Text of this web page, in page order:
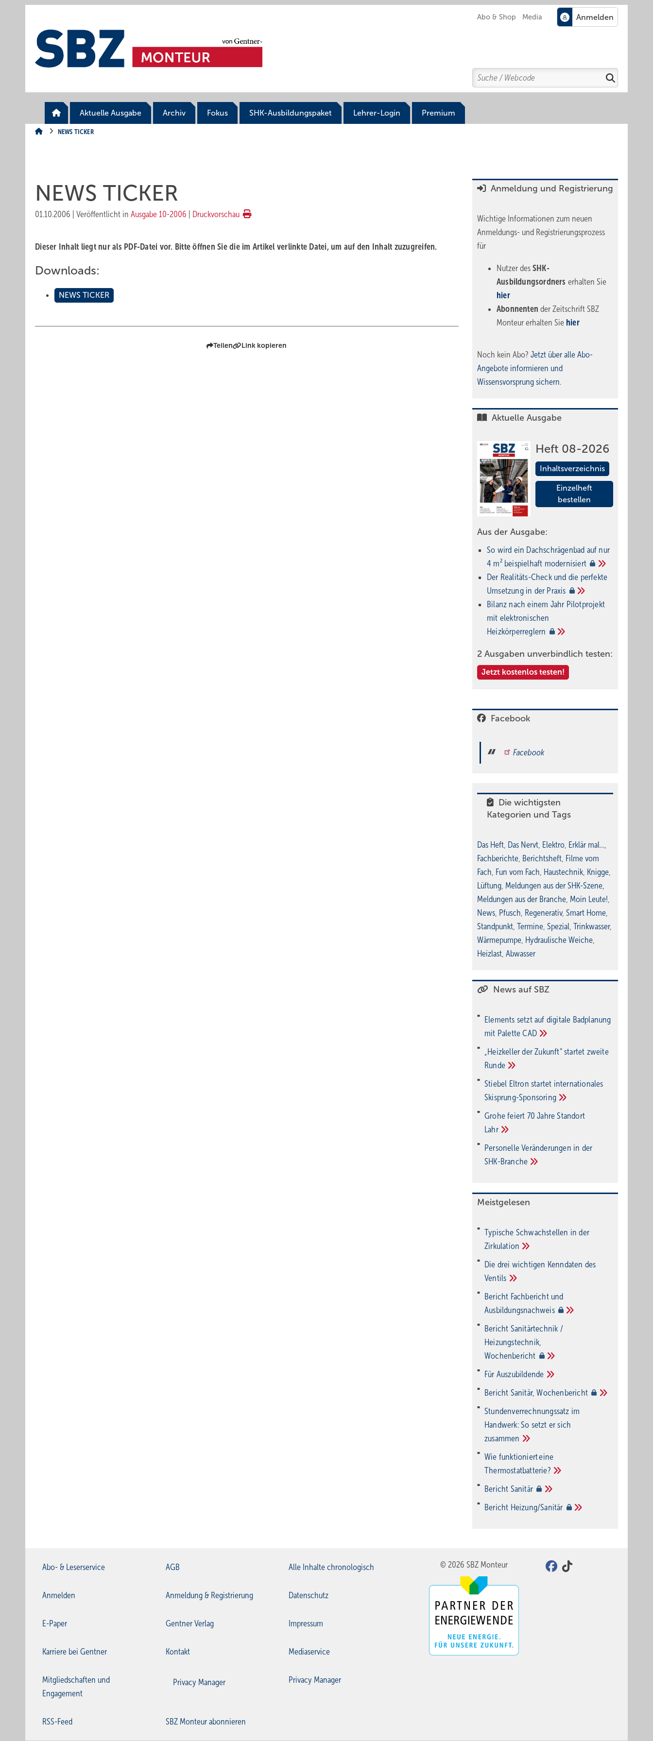
Abo & Shop Media
Search
Suchen
Aktuelle Ausgabe Archiv Fokus SHK-Ausbildungspaket Lehrer-Login Premium
NEWS TICKER
NEWS TICKER
01.10.2006 Veröffentlicht in Ausgabe 10-2006 Druckvorschau
Dieser Inhalt liegt nur als PDF-Datei vor. Bitte öffnen Sie die im Artikel verlinkte Datei, um auf den Inhalt zuzugreifen.
Downloads:
NEWS TICKER
Teilen Link kopieren
Anmeldung und Registrierung
Wichtige Informationen zum neuen
Anmeldungs- und Registrierungsprozess
für
Nutzer des SHK-
Ausbildungsordners erhalten Sie
hier
Abonnentender Zeitschrift SBZ
Monteur erhalten Sie hier
Noch kein Abo? Jetzt über alle Abo-
Angebote informieren und
Wissensvorsprung sichern.
Aktuelle Ausgabe
Heft 08-2026
Inhaltsverzeichnis
Einzelheft
bestellen
Aus der Ausgabe:
So wird ein Dach­schrägenbad auf nur
4 m² beispielhaft modernisiert
Der Realitäts-Check und die perfekte
Umsetzung in der Praxis
Bilanz nach einem Jahr Pilotprojekt
mit elektronischen
Heizkörperreglern
2 Ausgaben unverbindlich testen:
Jetzt kostenlos testen!
Facebook
Facebook
Die wichtigsten
Kategorien und Tags
Das Heft, Das Nervt, Elektro, Erklär mal…,
Fachberichte, Berichtsheft, Filme vom
Fach, Fun vom Fach, Haustechnik, Knigge,
Lüftung, Meldungen aus der SHK-Szene,
Meldungen aus der Branche, Moin Leute!,
News, Pfusch, Regenerativ, Smart Home,
Standpunkt, Termine, Spezial, Trinkwasser,
Wärmepumpe, Hydraulische Weiche,
Heizlast, Abwasser
News auf SBZ
Elements setzt auf di­gi­ta­le Bad­pla­nung
mit PaletteCAD
„Heizkeller der Zu­kunft“ star­tet zwei­te
Run­de
Stiebel Eltron startet internatio­nales
Ski­sprung-Spon­soring
Grohe feiert 70 Jahre Standort
Lahr
Personelle Veränderungen in der
SHK-Branche
Meistgelesen
Typische Schwachstellen in der
Zirkulation
Die drei wichtigen Kenndaten des
Ventils
Bericht Fachbericht und
Ausbildungsnachweis
Bericht Sanitärtechnik /
Heizungstechnik,
Wochenbericht
Für Auszubildende
Bericht Sanitär,Wochenbericht
Stundenverrechnungssatz im
Handwerk: So setzt er sich
zusammen
Wie funktioniert eine
Thermostatbatterie?
Bericht Sanitär
Bericht Heizung/Sanitär
Abo- & Leserservice AGB Alle Inhalte chronologisch
Anmelden Anmeldung & Registrierung Datenschutz
E-Paper Gentner Verlag Impressum
Karriere bei Gentner Kontakt Mediaservice
Mitgliedschaften und
Engagement
Privacy Manager Privacy Manager
RSS-Feed SBZ Monteur abonnieren
© 2026 SBZ Monteur